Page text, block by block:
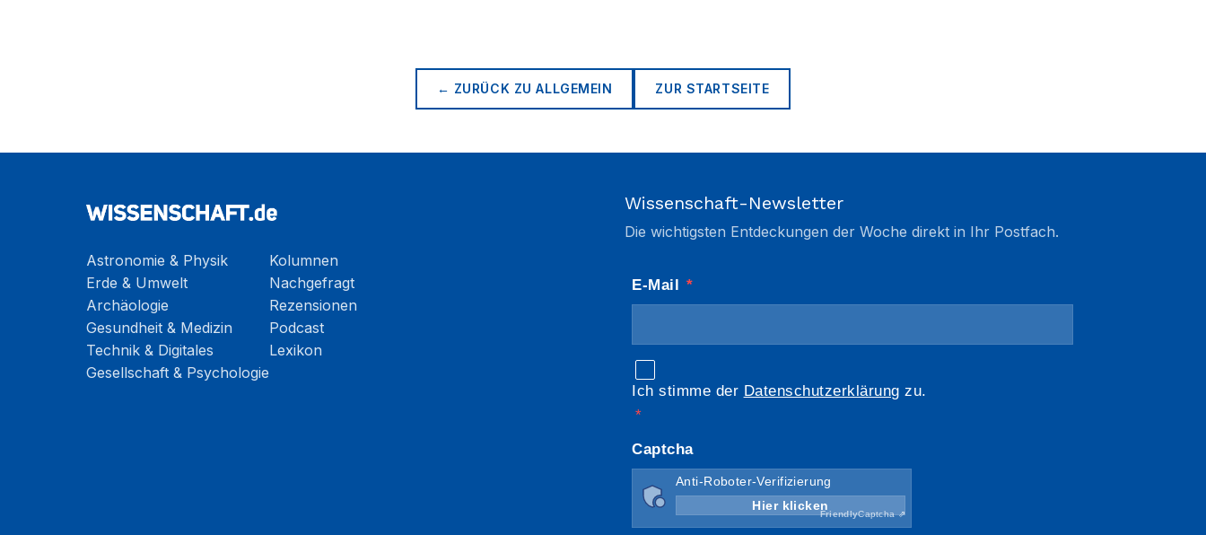
← ZURÜCK ZUALLGEMEIN ZUR STARTSEITE
Astronomie & Physik
Erde & Umwelt
Archäologie
Gesundheit & Medizin
Technik & Digitales
Gesellschaft & Psychologie
Kolumnen
Nachgefragt
Rezensionen
Podcast
Lexikon
Wissenschaft-Newsletter
Die wichtigsten Entdeckungen der Woche direkt in Ihr Postfach.